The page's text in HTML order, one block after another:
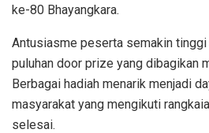
ke-80 Bhayangkara.
Antusiasme peserta semakin
puluhan door prize yang dibagikan
Berbagai hadiah menarik menjadi
masyarakat yang mengikuti
selesai.